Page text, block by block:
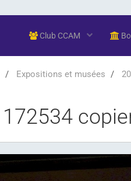
Club CCAM
Expositions et musées